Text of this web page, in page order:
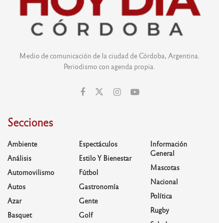
Medio de comunicación de la ciudad de Córdoba, Argentina.
Periodismo con agenda propia.
Secciones
Ambiente
Análisis
Automovilismo
Autos
Azar
Basquet
Espectáculos
Estilo Y Bienestar
Fútbol
Gastronomía
Gente
Golf
Información
General
Mascotas
Nacional
Política
Rugby